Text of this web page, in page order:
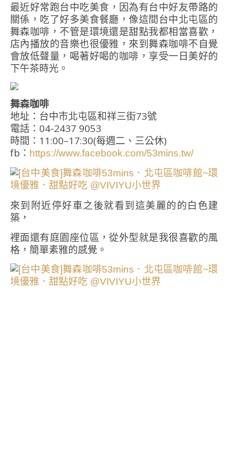
最近好常跑台中吃美食，因為有台中好友帶路的
關係，吃了好多美食餐廳，像這間台中北屯區的
舞森咖啡，不管是環境還是甜點我都相當喜歡，
店內播放的音樂也很優雅，來到舞森咖啡不自覺
會放低聲量，喝著好喝的咖啡，享受一日美好的
下午茶時光。
舞森咖啡
地址：台中市北屯區和祥三街73號
電話：04-2437 9053
時間：11:00–17:30(每週二、三公休)
fb： https://www.facebook.com/53mins.tw/
來到附近停好車之後就看到這美麗的的白色建
築，
裡面還有庭園座位區，從外型就是我很喜歡的風
格，簡單素雅的感覺。